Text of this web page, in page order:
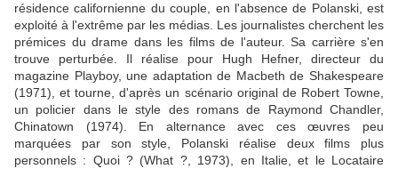
résidence californienne du couple, en l'absence de Polanski, est
exploité à l'extrême par les médias. Les journalistes cherchent les
prémices du drame dans les films de l'auteur. Sa carrière s'en
trouve perturbée. Il réalise pour Hugh Hefner, directeur du
magazine Playboy, une adaptation de Macbeth de Shakespeare
(1971), et tourne, d'après un scénario original de Robert Towne,
un policier dans le style des romans de Raymond Chandler,
Chinatown (1974). En alternance avec ces œuvres peu
marquées par son style, Polanski réalise deux films plus
personnels : Quoi ? (What ?, 1973), en Italie, et le Locataire